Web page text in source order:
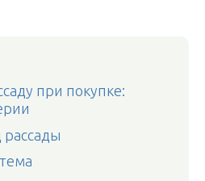
при покупке: